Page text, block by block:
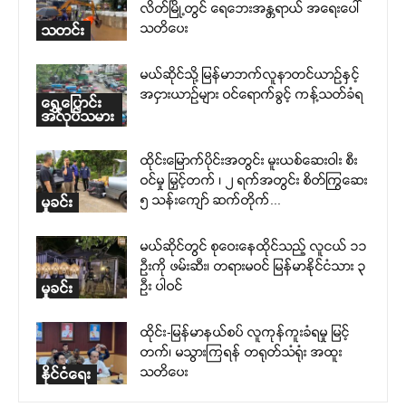
သတင်း
လိတ်မြို့တွင် ရေဘေးအန္တရာယ် အရေးပေါ်
သတိပေး
ရွှေ့ပြောင်း
အလုပ်သမား
မယ်ဆိုင်သို့ မြန်မာဘက်လူနာတင်ယာဉ်နှင့်
အငှားယာဉ်များ ဝင်ရောက်ခွင့် ကန့်သတ်ခံရ
မှုခင်း
ထိုင်းမြောက်ပိုင်းအတွင်း မူးယစ်ဆေးဝါး စီး
ဝင်မှု မြှင့်တက် ၊ ၂ ရက်အတွင်း စိတ်ကြွဆေး
၅ သန်းကျော် ဆက်တိုက်...
မှုခင်း
မယ်ဆိုင်တွင် စုဝေးနေထိုင်သည့် လူငယ် ၁၁
ဦးကို ဖမ်းဆီး၊ တရားမဝင် မြန်မာနိုင်ငံသား ၃
ဦး ပါဝင်
နိုင်ငံရေး
ထိုင်း-မြန်မာနယ်စပ် လူကုန်ကူးခံရမှု မြင့်
တက်၊ မသွားကြရန် တရုတ်သံရုံး အထူး
သတိပေး